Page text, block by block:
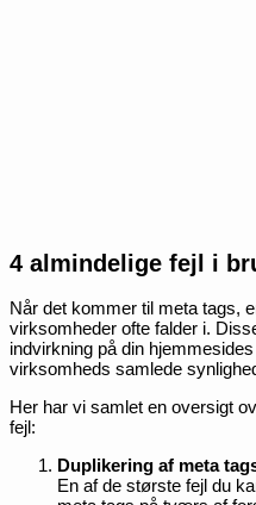
4 almindelige fejl i
Når det kommer til meta tags,
virksomheder ofte falder i.
indvirkning på din
virksomheds samlede
Her har vi samlet en oversigt
fejl:
Duplikering af meta
En af de største fejl du